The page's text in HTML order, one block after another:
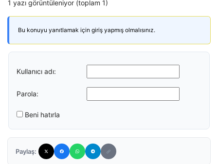
1 yazı görüntüleniyor (toplam 1)
Bu konuyu yanıtlamak için giriş yapmış olmalısınız.
Kullanıcı adı:
Parola:
Beni hatırla
Paylaş: